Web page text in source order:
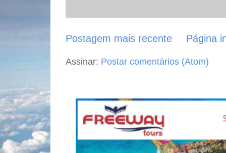
Postagem mais recente Página
Assinar: Postar comentários (Atom)